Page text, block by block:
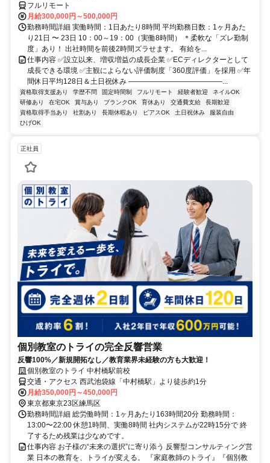
フルリモート
月給300,000円～500,000円
勤務時間詳細 実働時間：1日あたり8時間 平均勤務日数：1ヶ月あた
り21日 〜 23日 10：00～19：00（実働8時間） ＊柔軟な「ズレ勤制
度」あり！ 出社時間を前後2時間ズラせます。 有給を...
仕事内容 ✅設立以来、増収増益の成長企業 ✅ECディレクターとして
成長できる環境 ✅主観によらない評価制度「360度評価」を採用 ✅年
間休日平均128日＆土日祝休み ―――――――――――――...
資格取得支援あり 学歴不問 固定時間制 フルリモート 経験者歓迎
ネイルOK
研修あり
在宅OK 賞与あり ブランクOK 育休あり 交通費支給
長期歓迎
資格取得手当あり
社割あり 長期休暇あり ピアスOK 土日祝休み
服装自由
ひげOK
正社員
個別教室のトライの完全反響営業
反響100%／新規開拓なし／教育業界未経験の方も大歓迎！
個別教室のトライ 中村橋駅前校
交通・アクセス 西武池袋線「中村橋駅」より徒歩約1分
月給350,000円～450,000円
東京都東京23区練馬区
勤務時間詳細 総労働時間：1ヶ月あたり163時間20分 勤務時間：
13:00〜22:00 休憩1時間、実働8時間 社内システムが22時15分で 終
了するため残業は少なめです。
仕事内容 お子様の“未来の選択”に寄り添う 反響型コンサルティング営
業 日本の教育を、トライが変える。 『家庭教師のトライ』『個別教